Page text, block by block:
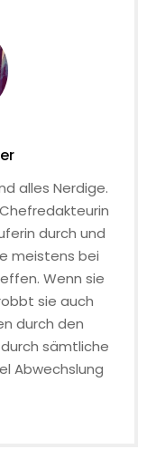
alles Nerdige.
Chefredakteurin
durch und
meistens bei
Wenn sie
sie auch
durch den
sämtliche
Abwechslung